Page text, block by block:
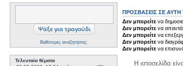
Βαθύτερες αναζητήσεις;
Τελευταία θέματα
ΠΡΟΣΒΆΣΕΙΣ ΣΕ
Δεν μπορείτε να
Δεν μπορείτε να
Δεν μπορείτε να
Δεν μπορείτε να
Δεν μπορείτε να
Η ιστοσελίδα